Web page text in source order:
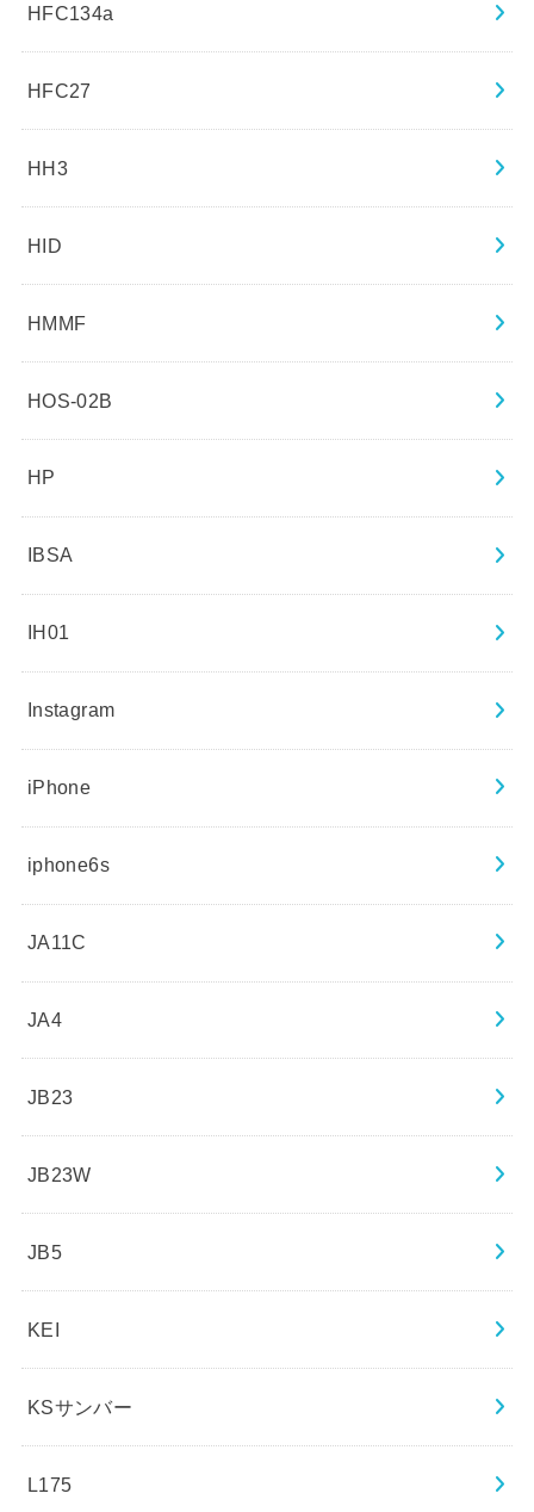
HFC134a
HFC27
HH3
HID
HMMF
HOS-02B
HP
IBSA
IH01
Instagram
iPhone
iphone6s
JA11C
JA4
JB23
JB23W
JB5
KEI
KSサンバー
L175